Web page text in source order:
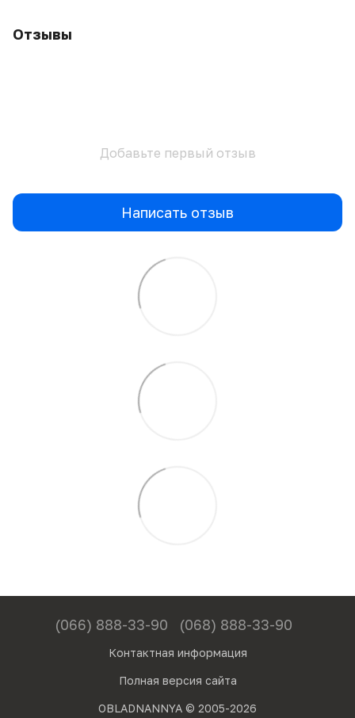
Отзывы
Добавьте первый отзыв
Написать отзыв
(066) 888-33-90 (068) 888-33-90
Контактная информация
Полная версия сайта
OBLADNANNYA © 2005-2026